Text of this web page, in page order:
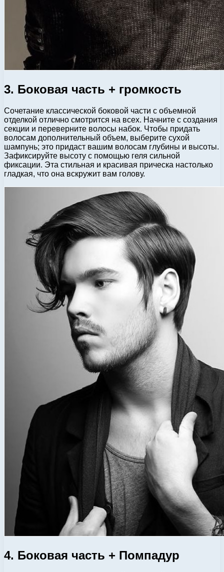
3. Боковая часть + громкость
Сочетание классической боковой части с объемной
отделкой отлично смотрится на всех. Начните с создания
секции и переверните волосы набок. Чтобы придать
волосам дополнительный объем, выберите сухой
шампунь; это придаст вашим волосам глубины и высоты.
Зафиксируйте высоту с помощью геля сильной
фиксации. Эта стильная и красивая прическа настолько
гладкая, что она вскружит вам голову.
4. Боковая часть + Помпадур